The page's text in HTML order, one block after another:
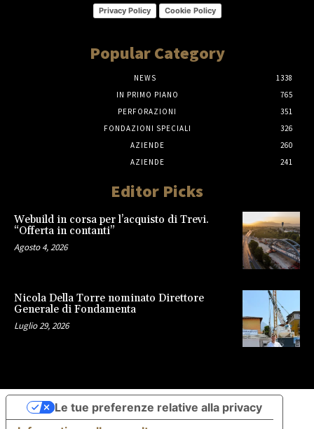
Privacy Policy Cookie Policy
Popular Category
NEWS
1338
IN PRIMO PIANO
765
PERFORAZIONI
351
FONDAZIONI SPECIALI
326
AZIENDE
260
AZIENDE
241
Editor Picks
Webuild in corsa per l’acquisto di Trevi.
“Offerta in contanti”
Agosto 4, 2026
Nicola Della Torre nominato Direttore
Generale di Fondamenta
Luglio 29, 2026
Le tue preferenze relative alla privacy